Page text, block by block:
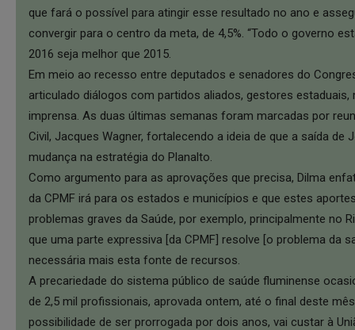
que fará o possível para atingir esse resultado no ano e
convergir para o centro da meta, de 4,5%. “Todo o governo
2016 seja melhor que 2015.
Em meio ao recesso entre deputados e senadores do
articulado diálogos com partidos aliados, gestores estaduais,
imprensa. As duas últimas semanas foram marcadas por
Civil, Jacques Wagner, fortalecendo a ideia de que a saída de
mudança na estratégia do Planalto.
Como argumento para as aprovações que precisa, Dilma
da CPMF irá para os estados e municípios e que estes
problemas graves da Saúde, por exemplo, principalmente no
que uma parte expressiva [da CPMF] resolve [o problema da
necessária mais esta fonte de recursos.
A precariedade do sistema público de saúde fluminense
de 2,5 mil profissionais, aprovada ontem, até o final deste
possibilidade de ser prorrogada por dois anos, vai custar à